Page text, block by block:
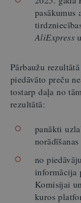
pasākumus
AliExpress
Pārbaužu
piedāvāto preču
tostarp daļa no
rezultātā:
panākti
no
informācija
Komisijai
kuros